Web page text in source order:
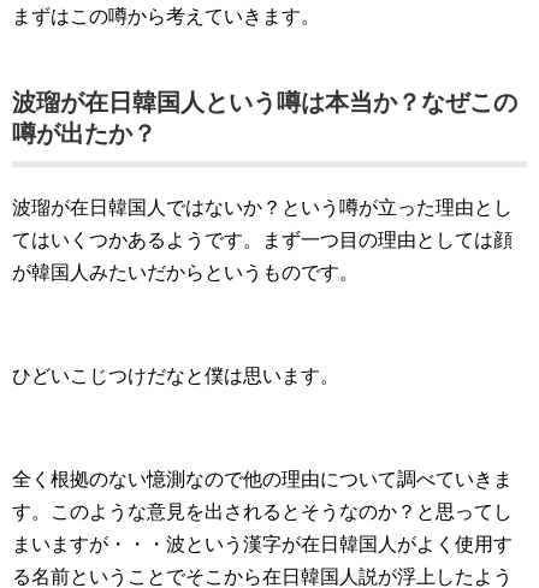
まずはこの噂から考えていきます。
波瑠が在日韓国人という噂は本当か？なぜこの
噂が出たか？
波瑠が在日韓国人ではないか？という噂が立った理由とし
てはいくつかあるようです。まず一つ目の理由としては顔
が韓国人みたいだからというものです。
ひどいこじつけだなと僕は思います。
全く根拠のない憶測なので他の理由について調べていきま
す。このような意見を出されるとそうなのか？と思ってし
まいますが・・・波という漢字が在日韓国人がよく使用す
る名前ということでそこから在日韓国人説が浮上したよう